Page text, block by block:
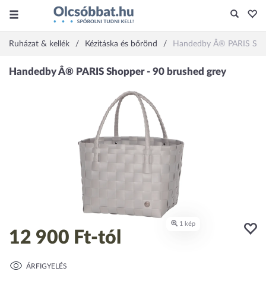
Ruházat & kellék Kézitáska és bőrönd Handedby Â® PARIS
12 900 Ft-tól
ÁRFIGYELÉS